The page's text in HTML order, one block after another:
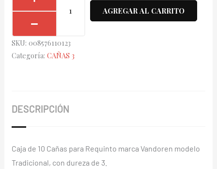
Vandoren
Tradicional
azul
AGREGAR AL CARRITO
SKU: 008576110123
Categoría: CAÑAS 3
DESCRIPCIÓN
Caja de 10 Cañas para Requinto marca Vandoren modelo
Tradicional, con dureza de 3.